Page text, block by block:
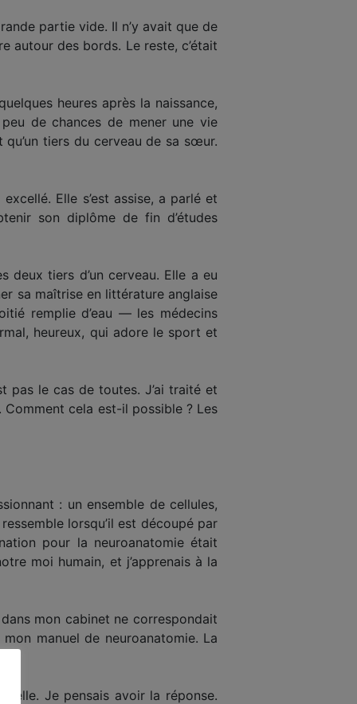
partie vide. Il n’y avait que de
autour des bords. Le reste, c’était
heures après la naissance,
de chances de mener une vie
qu’un tiers du cerveau de sa sœur.
Elle s’est assise, a parlé et
son diplôme de fin d’études
deux tiers d’un cerveau. Elle a eu
sa maîtrise en littérature anglaise
remplie d’eau — les médecins
heureux, qui adore le sport et
pas le cas de toutes. J’ai traité et
cela est-il possible ? Les
: un ensemble de cellules,
lorsqu’il est découpé par
pour la neuroanatomie était
moi humain, et j’apprenais à la
mon cabinet ne correspondait
manuel de neuroanatomie. La
Je pensais avoir la réponse.